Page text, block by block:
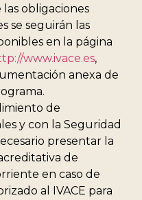
obligaciones
se seguirán las
en la página
www.ivace.es,
anexa de
de
y con la Seguridad
presentar la
de
en caso de
al IVACE para